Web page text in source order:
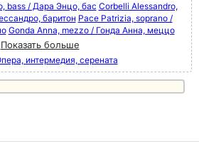
bass / Дара Энцо, бас Corbelli Alessandro,
баритон Pace Patrizia, soprano /
Gonda Anna, mezzo / Гонда Анна, меццо
Показать больше
интермедия, серената